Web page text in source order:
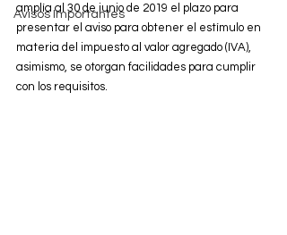
Avisos Importantes
amplía al 30 de junio de 2019 el plazo para
presentar el aviso para obtener el estímulo en
materia del impuesto al valor agregado (IVA),
asimismo, se otorgan facilidades para cumplir
con los requisitos.